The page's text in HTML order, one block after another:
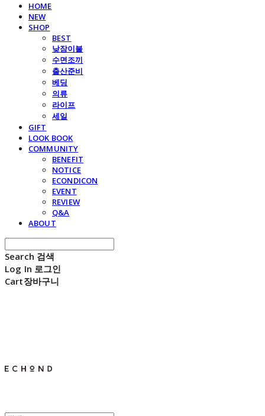
HOME
NEW
SHOP
BEST
낮잠이불
수면조끼
출산준비
베딩
의류
라이프
세일
GIFT
LOOK BOOK
COMMUNITY
BENEFIT
NOTICE
ECONDICON
EVENT
REVIEW
Q&A
ABOUT
Search 검색
Log In 로그인
Cart장바구니